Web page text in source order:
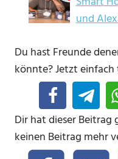
und
Du hast Freunde
könnte? Jetzt einfach
Dir hat dieser Beitrag
keinen Beitrag mehr